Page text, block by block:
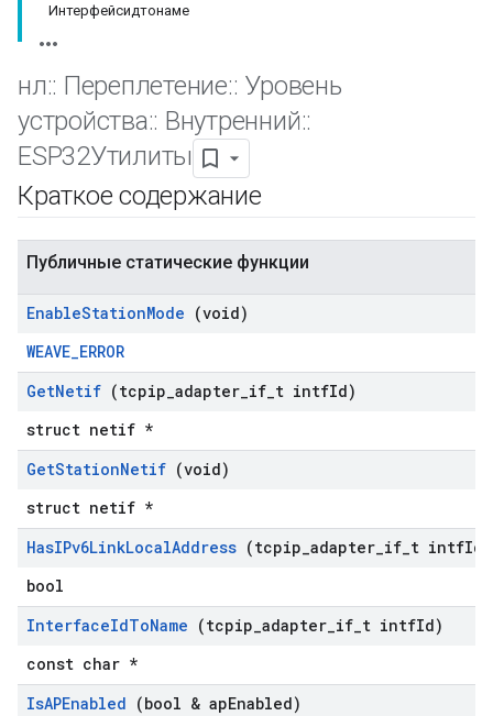
Интерфейсидтонаме
нл:: Переплетение:: Уровень
устройства:: Внутренний::
ESP32Утилиты
Краткое содержание
Публичные статические функции
EnableStationMode (void)
WEAVE_ERROR
GetNetif (tcpip adapter if t intfId)
struct netif *
GetStationNetif (void)
struct netif *
HasIPv6LinkLocalAddress (tcpip adapter if t intfId)
bool
InterfaceIdToName (tcpip adapter if t intfId)
const char *
IsAPEnabled (bool & apEnabled)